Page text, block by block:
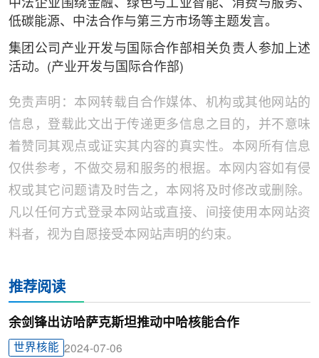
中法企业围绕金融、绿色与工业智能、消费与服务、
低碳能源、中法合作与第三方市场等主题发言。
集团公司产业开发与国际合作部相关负责人参加上述
活动。(产业开发与国际合作部)
免责声明：本网转载自合作媒体、机构或其他网站的
信息，登载此文出于传递更多信息之目的，并不意味
着赞同其观点或证实其内容的真实性。本网所有信息
仅供参考，不做交易和服务的根据。本网内容如有侵
权或其它问题请及时告之，本网将及时修改或删除。
凡以任何方式登录本网站或直接、间接使用本网站资
料者，视为自愿接受本网站声明的约束。
推荐阅读
余剑锋出访哈萨克斯坦推动中哈核能合作
世界核能 2024-07-06